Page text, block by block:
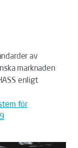
av
marknaden
enligt
för